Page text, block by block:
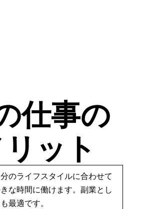
仕事の
ット
のライフスタイルに合わせて
な時間に働けます。副業とし
最適です。